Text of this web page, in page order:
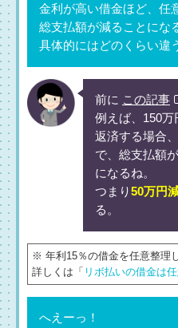
金利が高い借金ほど、任
総支払額が減ることにな
具体的にはどのくらい違
前に この記事
例えば、150万
返済する場合
で、総支払額
になるね。
つまり50万円
る。
※ 年利15％の借金を任意整理
詳しくは「 リボ払いの借金は
へえーっ！